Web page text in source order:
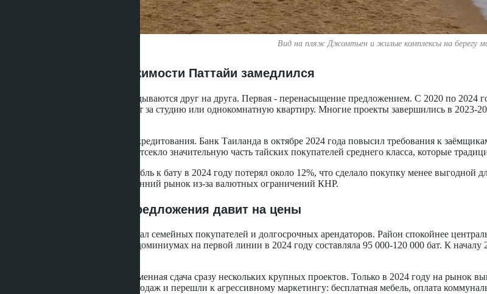
Вид на пляж Джомтьен и жилые комплексы на берегу
Почему рынок недвижимости Паттайи замедлился
Причин несколько, и они накладываются друг на друга. Первая - перенасыщение предложением. С 2020 по
в ценовом диапазоне 2-4 млн бат за студию или однокомнатную квартиру. Многие проекты завершились в
Вторая причина - ужесточение кредитования. Банк Таиланда в октябре 2024 года повысил требования к
увеличился с 10% до 20%. Это отсекло значительную часть тайских покупателей среднего класса, которые
Третья - курсовые колебания. Рубль к бату в 2024 году потерял около 12%, что сделало покупку менее
переориентировались на внутренний рынок из-за валютных ограничений КНР.
Джомтьен: избыток предложения давит на цены
Джомтьен исторически привлекал семейных покупателей и долгосрочных арендаторов. Район спокойнее
квадратного метра в новых кондоминиумах на первой линии в 2024 году составляла 95 000-120 000 бат. К
Проблема Джомтьена - одновременная сдача сразу нескольких крупных проектов. Только в 2024 году на рынок
Застройщики снизили темпы продаж и перешли к агрессивному маркетингу: бесплатная мебель, оплата